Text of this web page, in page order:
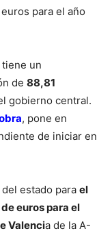
para el año
un
de 88,81
gobierno central.
, pone en
de iniciar en
estado para el
euros para el
Valencia de la A-